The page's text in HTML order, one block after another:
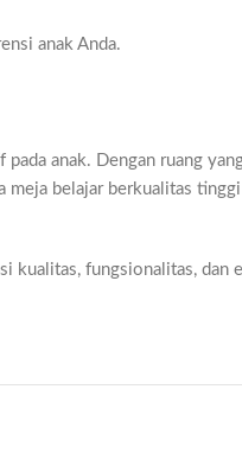
anak Anda.
anak. Dengan ruang
meja belajar berkualitas
kualitas, fungsionalitas, dan